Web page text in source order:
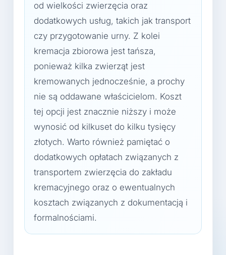
od wielkości zwierzęcia oraz
dodatkowych usług, takich jak transport
czy przygotowanie urny. Z kolei
kremacja zbiorowa jest tańsza,
ponieważ kilka zwierząt jest
kremowanych jednocześnie, a prochy
nie są oddawane właścicielom. Koszt
tej opcji jest znacznie niższy i może
wynosić od kilkuset do kilku tysięcy
złotych. Warto również pamiętać o
dodatkowych opłatach związanych z
transportem zwierzęcia do zakładu
kremacyjnego oraz o ewentualnych
kosztach związanych z dokumentacją i
formalnościami.